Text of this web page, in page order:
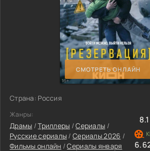
СМОТРЕТЬ ОНЛАЙН
Страна: Россия
Жанры:
Драмы /Триллеры /Сериалы /
Русские сериалы /Сериалы 2026 /
Фильмы онлайн /Сериалы января
8.1